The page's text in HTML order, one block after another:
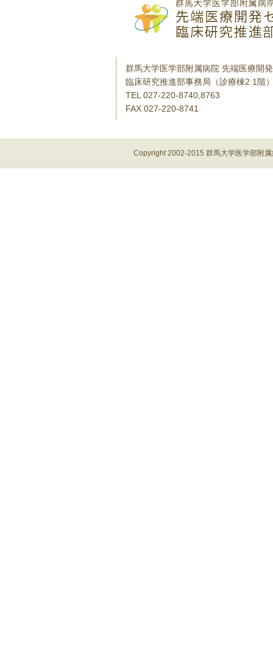
群馬大学医学部附属病院 先端医療開
臨床研究推進部事務局（診療棟2 1階
TEL 027-220-8740,8763
FAX 027-220-8741
Copyright 2002-2015 群馬大学医学部附